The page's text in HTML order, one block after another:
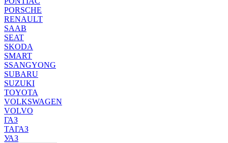
PORSCHE
RENAULT
SAAB
SEAT
SKODA
SMART
SSANGYONG
SUBARU
SUZUKI
TOYOTA
VOLKSWAGEN
VOLVO
ГАЗ
ТАГАЗ
УАЗ